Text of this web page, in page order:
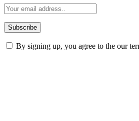
By signing up, you agree to the our